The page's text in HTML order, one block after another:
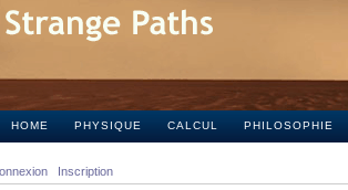
HOME PHYSIQUE CALCUL PHILOSOPHIE
Inscription